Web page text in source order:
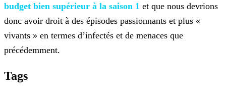
budget bien supérieur à la saison 1 et que nous devrions
donc avoir droit à des épisodes passionnants et plus «
vivants » en termes d’infectés et de menaces que
précédemment.
Tags